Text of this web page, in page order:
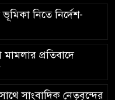
মেঘগুলো’
নিতে নির্দেশ-
মামলার প্রতিবাদে
সাংবাদিক নেতৃবৃন্দের